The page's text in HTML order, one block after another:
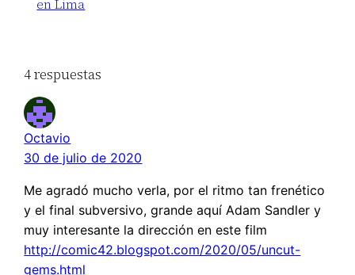
en Lima
4 respuestas
Octavio
30 de julio de 2020
Me agradó mucho verla, por el ritmo tan frenético
y el final subversivo, grande aquí Adam Sandler y
muy interesante la dirección en este film
http://comic42.blogspot.com/2020/05/uncut-
gems.html